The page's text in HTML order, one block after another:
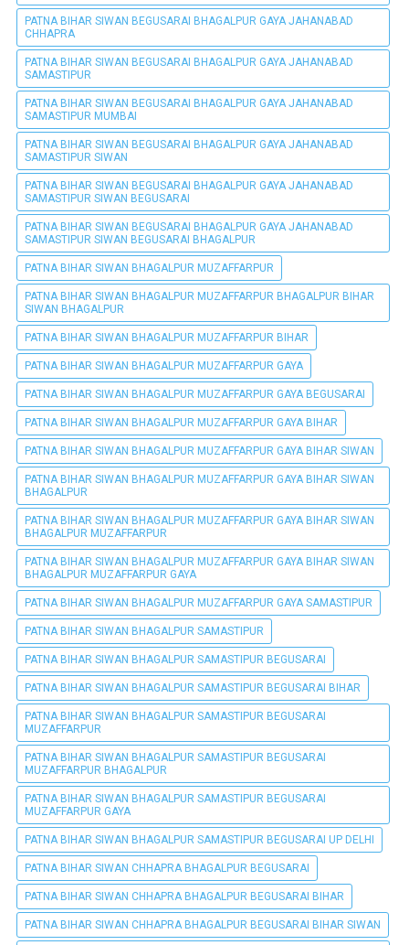
PATNA BIHAR SIWAN BEGUSARAI BHAGALPUR GAYA JAHANABAD
CHHAPRA
PATNA BIHAR SIWAN BEGUSARAI BHAGALPUR GAYA JAHANABAD
SAMASTIPUR
PATNA BIHAR SIWAN BEGUSARAI BHAGALPUR GAYA JAHANABAD
SAMASTIPUR MUMBAI
PATNA BIHAR SIWAN BEGUSARAI BHAGALPUR GAYA JAHANABAD
SAMASTIPUR SIWAN
PATNA BIHAR SIWAN BEGUSARAI BHAGALPUR GAYA JAHANABAD
SAMASTIPUR SIWAN BEGUSARAI
PATNA BIHAR SIWAN BEGUSARAI BHAGALPUR GAYA JAHANABAD
SAMASTIPUR SIWAN BEGUSARAI BHAGALPUR
PATNA BIHAR SIWAN BHAGALPUR MUZAFFARPUR
PATNA BIHAR SIWAN BHAGALPUR MUZAFFARPUR BHAGALPUR BIHAR
SIWAN BHAGALPUR
PATNA BIHAR SIWAN BHAGALPUR MUZAFFARPUR BIHAR
PATNA BIHAR SIWAN BHAGALPUR MUZAFFARPUR GAYA
PATNA BIHAR SIWAN BHAGALPUR MUZAFFARPUR GAYA BEGUSARAI
PATNA BIHAR SIWAN BHAGALPUR MUZAFFARPUR GAYA BIHAR
PATNA BIHAR SIWAN BHAGALPUR MUZAFFARPUR GAYA BIHAR SIWAN
PATNA BIHAR SIWAN BHAGALPUR MUZAFFARPUR GAYA BIHAR SIWAN
BHAGALPUR
PATNA BIHAR SIWAN BHAGALPUR MUZAFFARPUR GAYA BIHAR SIWAN
BHAGALPUR MUZAFFARPUR
PATNA BIHAR SIWAN BHAGALPUR MUZAFFARPUR GAYA BIHAR SIWAN
BHAGALPUR MUZAFFARPUR GAYA
PATNA BIHAR SIWAN BHAGALPUR MUZAFFARPUR GAYA SAMASTIPUR
PATNA BIHAR SIWAN BHAGALPUR SAMASTIPUR
PATNA BIHAR SIWAN BHAGALPUR SAMASTIPUR BEGUSARAI
PATNA BIHAR SIWAN BHAGALPUR SAMASTIPUR BEGUSARAI BIHAR
PATNA BIHAR SIWAN BHAGALPUR SAMASTIPUR BEGUSARAI
MUZAFFARPUR
PATNA BIHAR SIWAN BHAGALPUR SAMASTIPUR BEGUSARAI
MUZAFFARPUR BHAGALPUR
PATNA BIHAR SIWAN BHAGALPUR SAMASTIPUR BEGUSARAI
MUZAFFARPUR GAYA
PATNA BIHAR SIWAN BHAGALPUR SAMASTIPUR BEGUSARAI UP DELHI
PATNA BIHAR SIWAN CHHAPRA BHAGALPUR BEGUSARAI
PATNA BIHAR SIWAN CHHAPRA BHAGALPUR BEGUSARAI BIHAR
PATNA BIHAR SIWAN CHHAPRA BHAGALPUR BEGUSARAI BIHAR SIWAN